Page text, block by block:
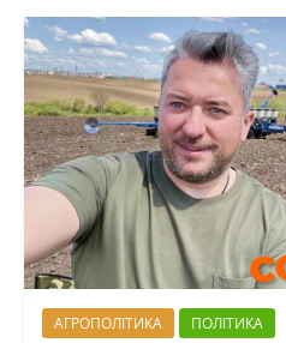
АГРОПОЛІТИКА ПОЛІТИКА